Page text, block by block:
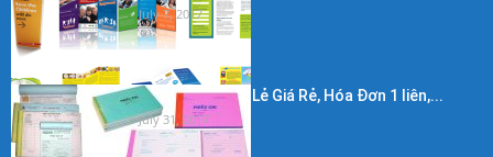
July 7, 2017
In Hóa Đơn Bán Lẻ Giá Rẻ, Hóa Đơn 1 liên,...
July 31, 2017